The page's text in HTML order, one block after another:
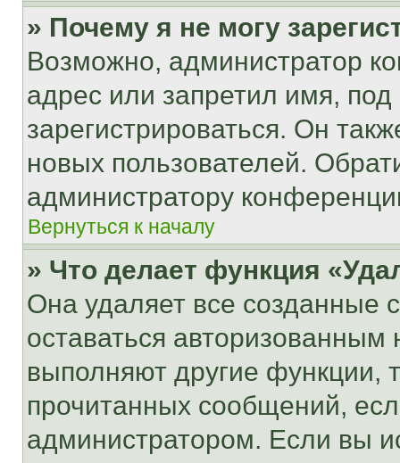
» Почему я не могу
Возможно, администратор
адрес или запретил имя,
зарегистрироваться. Он
новых пользователей.
администратору
Вернуться к началу
» Что делает функция
Она удаляет все созданные
оставаться
выполняют другие функции,
прочитанных сообщений,
администратором. Если вы